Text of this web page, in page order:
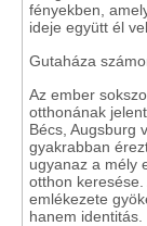
fényekben,
ideje együtt él
Gutaháza
Az ember
otthonának
Bécs, Augsburg
gyakrabban
ugyanaz a mély
otthon
emlékezete
hanem identitás.